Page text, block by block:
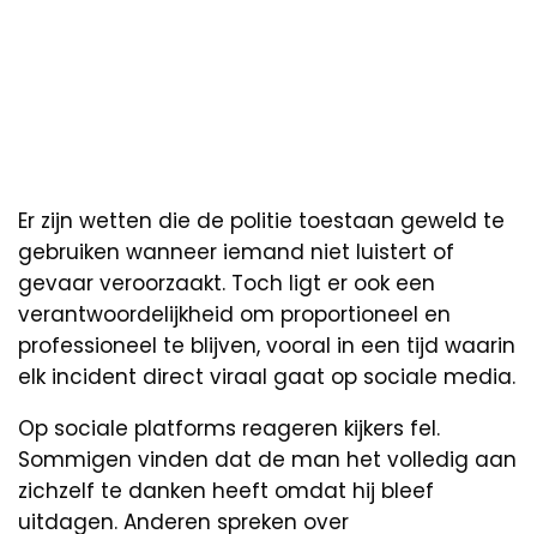
Er zijn wetten die de politie toestaan geweld te
gebruiken wanneer iemand niet luistert of
gevaar veroorzaakt. Toch ligt er ook een
verantwoordelijkheid om proportioneel en
professioneel te blijven, vooral in een tijd waarin
elk incident direct viraal gaat op sociale media.
Op sociale platforms reageren kijkers fel.
Sommigen vinden dat de man het volledig aan
zichzelf te danken heeft omdat hij bleef
uitdagen. Anderen spreken over